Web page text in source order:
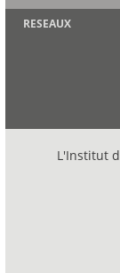
RESEAUX
L'Institut